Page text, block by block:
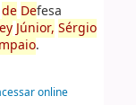
de Defesa
Júnior, Sérgio
.
online